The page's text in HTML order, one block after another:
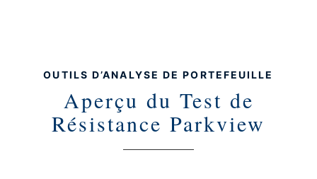
OUTILS D’ANALYSE DE PORTEFEUILLE
Aperçu du Test de
Résistance Parkview